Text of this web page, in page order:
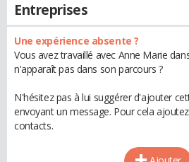
Entreprises
Une expérience absente ?
Vous avez travaillé avec Anne Marie
n'apparaît pas dans son parcours ?
N'hésitez pas à lui suggérer d'ajouter
envoyant un message. Pour cela
contacts.